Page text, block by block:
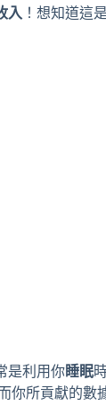
入 ！想知道這
是利用你睡眠
你所貢獻的數